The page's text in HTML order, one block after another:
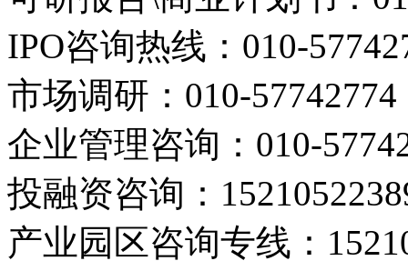
IPO咨询热线： 010-
市场调研： 010-57742774
企业管理咨询： 010-
投融资咨询：
产业园区咨询专线：